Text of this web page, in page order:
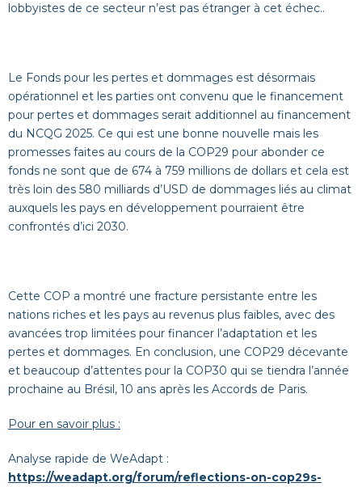
lobbyistes de ce secteur n’est pas étranger à cet échec..
Le Fonds pour les pertes et dommages est désormais
opérationnel et les parties ont convenu que le financement
pour pertes et dommages serait additionnel au financement
du NCQG 2025. Ce qui est une bonne nouvelle mais les
promesses faites au cours de la COP29 pour abonder ce
fonds ne sont que de 674 à 759 millions de dollars et cela est
très loin des 580 milliards d’USD de dommages liés au climat
auxquels les pays en développement pourraient être
confrontés d’ici 2030.
Cette COP a montré une fracture persistante entre les
nations riches et les pays au revenus plus faibles, avec des
avancées trop limitées pour financer l’adaptation et les
pertes et dommages. En conclusion, une COP29 décevante
et beaucoup d’attentes pour la COP30 qui se tiendra l’année
prochaine au Brésil, 10 ans après les Accords de Paris.
Pour en savoir plus :
Analyse rapide de WeAdapt :
https://weadapt.org/forum/reflections-on-cop29s-